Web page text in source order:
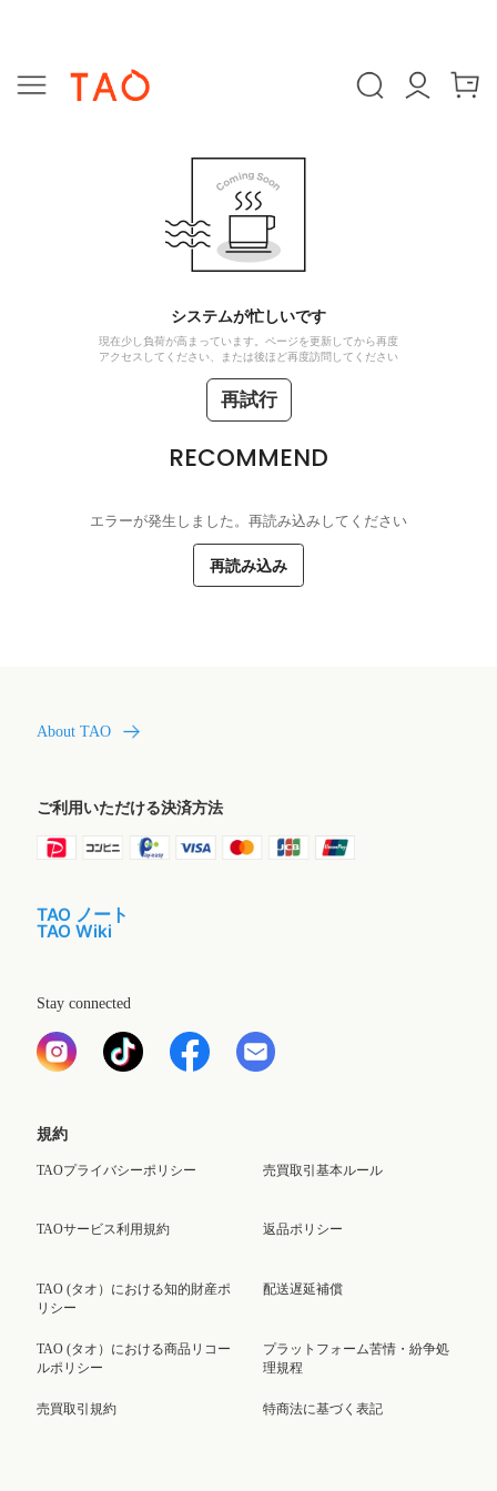
システムが忙しいです
現在少し負荷が高まっています。ページを更新してから再度
アクセスしてください、または後ほど再度訪問してください
再試行
RECOMMEND
エラーが発生しました。再読み込みしてください
再読み込み
About TAO
ご利用いただける決済方法
TAO ノート
TAO Wiki
Stay connected
規約
TAOプライバシーポリシー
TAOサービス利用規約
TAO (タオ）における知的財産ポ
リシー
TAO (タオ）における商品リコー
ルポリシー
売買取引規約
売買取引基本ルール
返品ポリシー
配送遅延補償
プラットフォーム苦情・紛争処
理規程
特商法に基づく表記